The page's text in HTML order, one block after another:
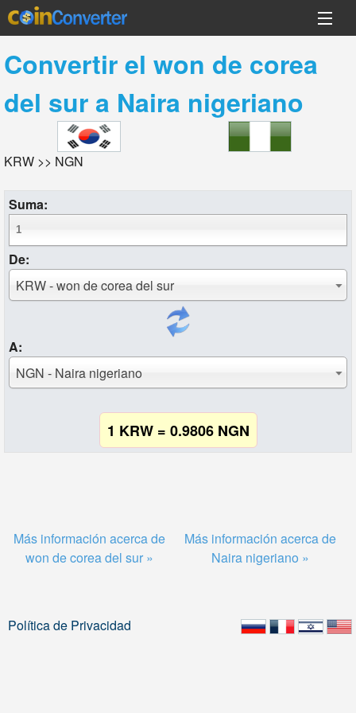
Convertir el won de corea
del sura Naira nigeriano
KRW >> NGN
Suma:
De:
KRW - won de corea del sur
A:
NGN - Naira nigeriano
1 KRW = 0.9806 NGN
Más información acerca de
won de corea del sur »
Más información acerca de
Naira nigeriano »
Política de Privacidad